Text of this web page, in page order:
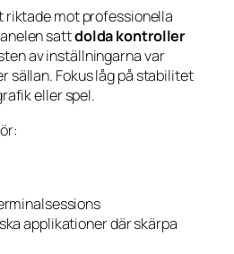
riktade mot professionella
sattdolda kontroller
av inställningarna var
sällan. Fokus låg på stabilitet
eller spel.
applikationer där skärpa